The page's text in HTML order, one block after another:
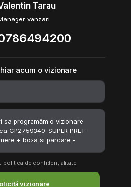
Tarau
vanzari
acum o vizionare
politica de confidențialitate
vizionare